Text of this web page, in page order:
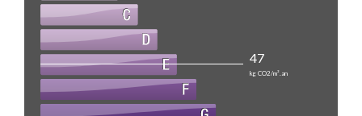
47
kg CO2/m².an